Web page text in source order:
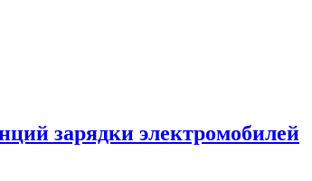
зарядки электромобилей